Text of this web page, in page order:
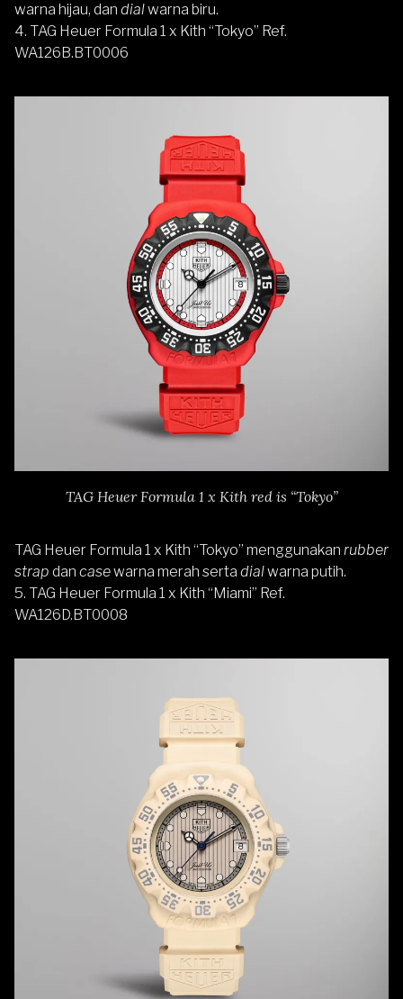
warna hijau, dan dialwarna biru.
4. TAG Heuer Formula 1 x Kith “Tokyo” Ref.
WA126B.BT0006
TAG Heuer Formula 1 x Kith red is “Tokyo”
TAG Heuer Formula 1 x Kith “Tokyo” menggunakan rubber
strap dan casewarna merah serta dialwarna putih.
5. TAG Heuer Formula 1 x Kith “Miami” Ref.
WA126D.BT0008